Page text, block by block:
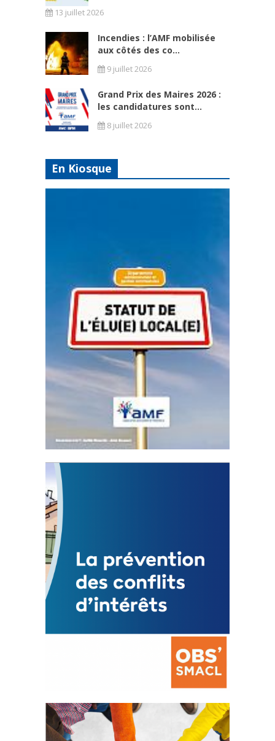
13 juillet 2026
Incendies : l’AMF mobilisée
aux côtés des co...
9 juillet 2026
Grand Prix des Maires 2026 :
les candidatures sont...
8 juillet 2026
En Kiosque
Statut de l’élu local
3 avril 2024
Mise à jour avril 2024
FEUILLETER
La prévention des conflits
d’intérêts
18 septembre 2023